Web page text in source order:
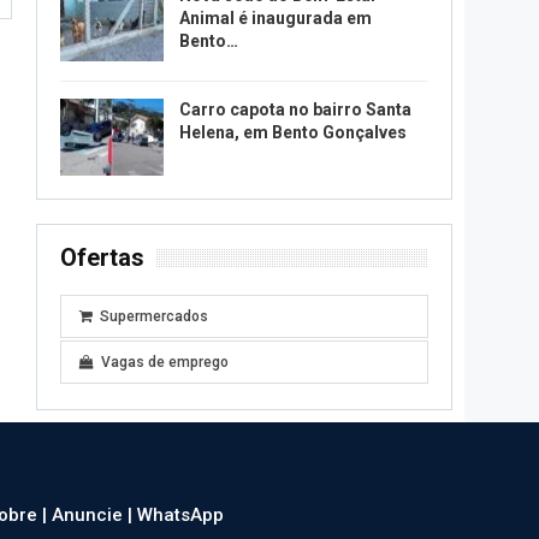
Animal é inaugurada em
Bento…
Carro capota no bairro Santa
Helena, em Bento Gonçalves
Ofertas
Supermercados
Vagas de emprego
|Anuncie |WhatsApp